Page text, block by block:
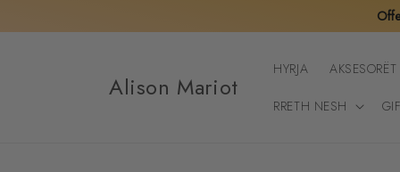
përmbajtja
Alison Mariot
HYRJA AKSESORËT
RRETH NESH